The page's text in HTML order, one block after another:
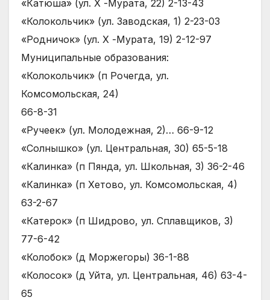
«Катюша» (ул. Х -Мурата, 22) 2-13-43
«Колокольчик» (ул. Заводская, 1) 2-23-03
«Родничок» (ул. Х -Мурата, 19) 2-12-97
Муниципальные образования:
«Колокольчик» (п Рочегда, ул.
Комсомольская, 24)
66-8-31
«Ручеек» (ул. Молодежная, 2)… 66-9-12
«Солнышко» (ул. Центральная, 30) 65-5-18
«Калинка» (п Пянда, ул. Школьная, 3) 36-2-46
«Калинка» (п Хетово, ул. Комсомольская, 4)
63-2-67
«Катерок» (п Шидрово, ул. Сплавщиков, 3)
77-6-42
«Колобок» (д Моржегоры) 36-1-88
«Колосок» (д Уйта, ул. Центральная, 46) 63-4-
65